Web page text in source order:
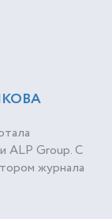
ALP Group. С
журнала